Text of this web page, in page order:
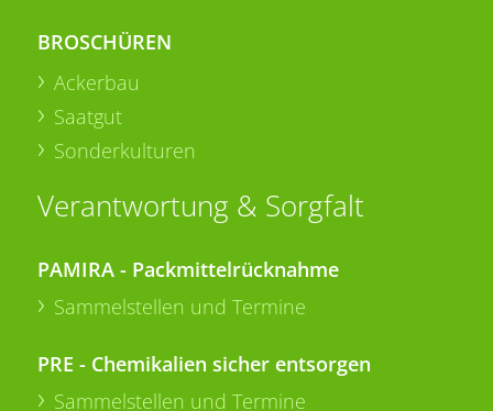
BROSCHÜREN
Ackerbau
Saatgut
Sonderkulturen
Verantwortung & Sorgfalt
PAMIRA - Packmittelrücknahme
Sammelstellen und Termine
PRE - Chemikalien sicher entsorgen
Sammelstellen und Termine